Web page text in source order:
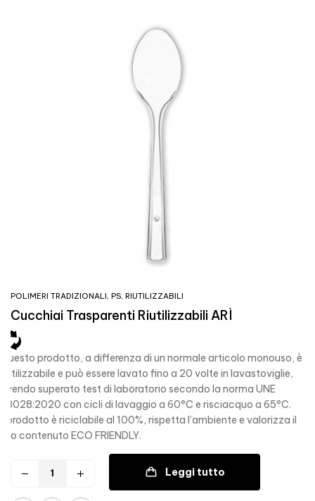
POLIMERI TRADIZIONALI, PS, RIUTILIZZABILI
Cucchiai Trasparenti Riutilizzabili ARÌ
Questo prodotto, a differenza di un normale articolo monouso, è
riutilizzabile e può essere lavato fino a 20 volte in lavastoviglie,
avendo superato test di laboratorio secondo la norma UNE
53028:2020 con cicli di lavaggio a 60°C e risciacquo a 65°C.
Il prodotto è riciclabile al 100%, rispetta l’ambiente e valorizza il
suo contenuto ECO FRIENDLY.
Leggi tutto